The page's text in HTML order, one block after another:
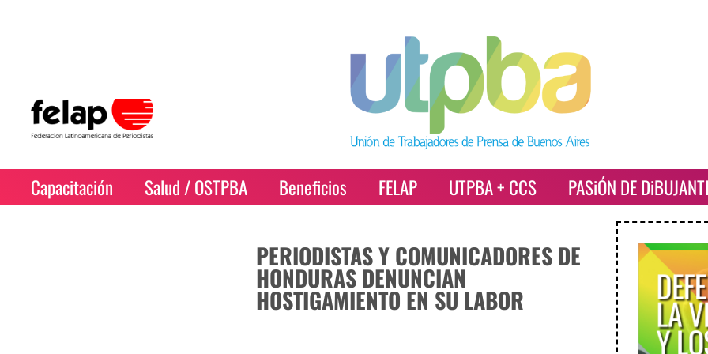
Capacitación Salud / OSTPBA Beneficios FELAP UTPBA + CCS PASiÓN DE
PERIODISTAS Y COMUNICADORES DE
HONDURAS DENUNCIAN
HOSTIGAMIENTO EN SU LABOR